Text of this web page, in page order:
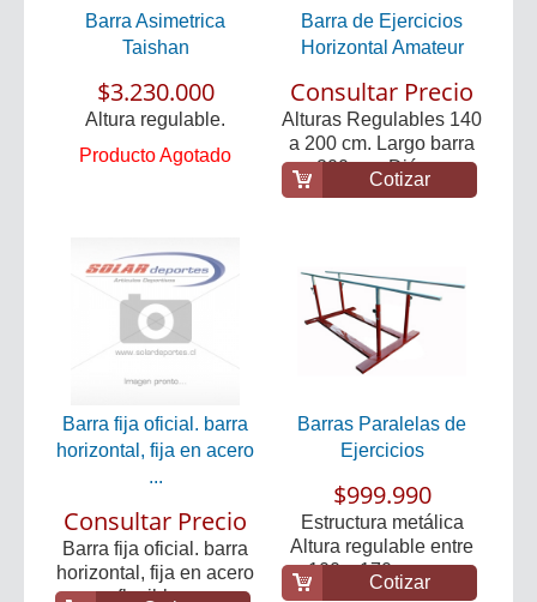
Barra Asimetrica
Taishan
$3.230.000
Altura regulable.
Producto Agotado
Barra de Ejercicios
Horizontal Amateur
Consultar Precio
Alturas Regulables 140
a 200 cm. Largo barra
200 cm. Diám...
Cotizar
Barra fija oficial. barra
horizontal, fija en acero
...
Consultar Precio
Barra fija oficial. barra
horizontal, fija en acero
flexible...
Barras Paralelas de
Ejercicios
$999.990
Estructura metálica
Altura regulable entre
100 y 170 cm. c...
Cotizar